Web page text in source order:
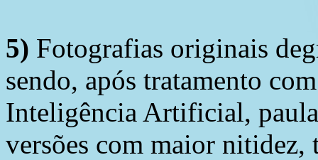
5) Fotografias originais
sendo, após tratamento
Inteligência Artificial,
versões com maior nitidez,